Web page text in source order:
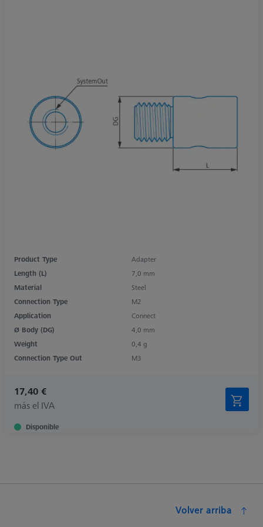
Product Type
Adapter
Length (L)
7,0 mm
Material
Steel
Connection Type
M2
Application
Connect
Ø Body (DG)
4,0 mm
Weight
0,4 g
Connection Type Out
M3
17,40 €
más el IVA
Disponible
Volver arriba